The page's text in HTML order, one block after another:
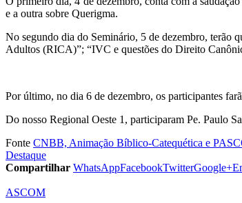
e a outra sobre Querigma.
No segundo dia do Seminário, 5 de dezembro, terão
Adultos (RICA)”; “IVC e questões do Direito
Por último, no dia 6 de dezembro, os participantes
Do nosso Regional Oeste 1, participaram Pe. Paulo
Fonte CNBB, Animação Bíblico-Catequética e
Destaque
Compartilhar WhatsAppFacebookTwitterGoogle+
ASCOM